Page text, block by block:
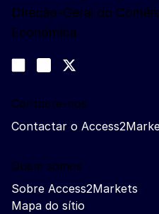
Direção-Geral do
Económica
Join us on LinkedIn
Trade-Off podcast
Contacte-nos
Contactar o
Quem somos
Sobre Access2Markets
Mapa do sítio